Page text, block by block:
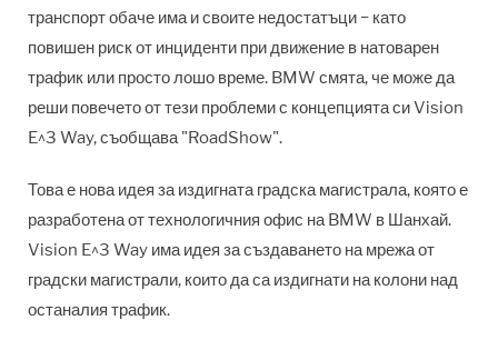
транспорт обаче има и своите недостатъци − като
повишен риск от инциденти при движение в натоварен
трафик или просто лошо време. BMW смята, че може да
реши повечето от тези проблеми с концепцията си Vision
E^3 Way, съобщава "RoadShow".
Това е нова идея за издигната градска магистрала, която е
разработена от технологичния офис на BMW в Шанхай.
Vision E^3 Way има идея за създаването на мрежа от
градски магистрали, които да са издигнати на колони над
останалия трафик.